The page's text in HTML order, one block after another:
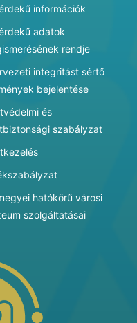
információk
adatok
rendje
integritást sértő
bejelentése
és
szabályzat
hatókörű városi
szolgáltatásai